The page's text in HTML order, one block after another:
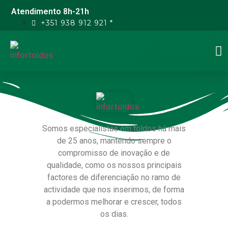
Atendimento 8h-21h
+351 938 912 921 *
Somos especialistas em toldos há mais
de 25 anos, mantendo sempre o
compromisso de inovação e de
qualidade, como os nossos principais
factores de diferenciação no ramo de
actividade que nos inserimos, de forma
a podermos melhorar e crescer, todos
os dias.